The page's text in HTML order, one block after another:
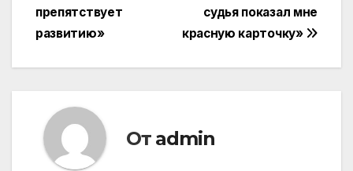
судья показал мне
красную карточку»
препятствует
развитию»
От admin